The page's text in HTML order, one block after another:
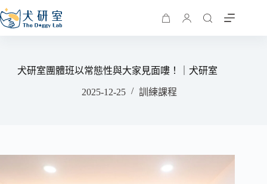
犬研室團體班以常態性與大家見面嘍！｜犬研室
2025-12-25 訓練課程